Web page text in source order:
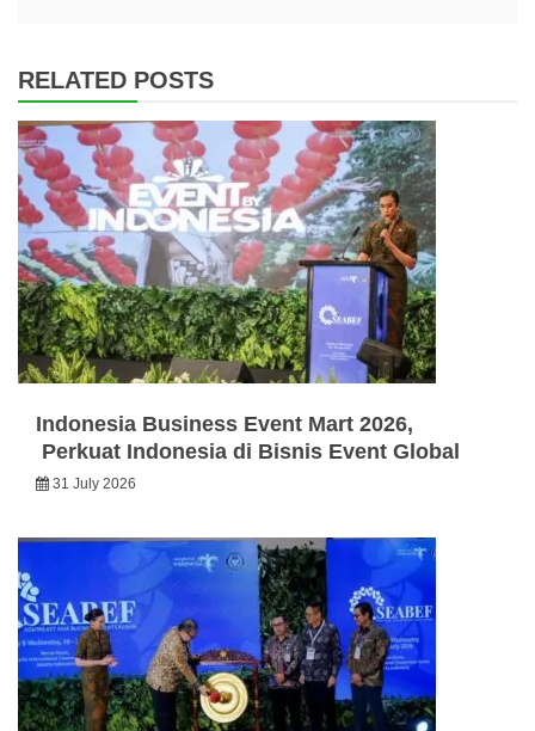
RELATED POSTS
Indonesia Business Event Mart 2026,
Perkuat Indonesia di Bisnis Event Global
31 July 2026